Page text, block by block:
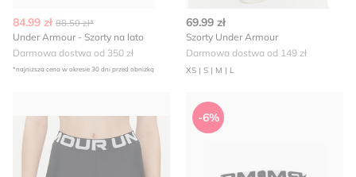
84.99 zł 88.50 zł*
Under Armour - Szorty na lato
Darmowa dostwa od 350 zł
*najniższa cena w okresie 30 dni przed obniżką
69.99 zł
Szorty Under Armour
Darmowa dostwa od 149 zł
XS | S | M | L
Szorty letnie Under Armour
-6%